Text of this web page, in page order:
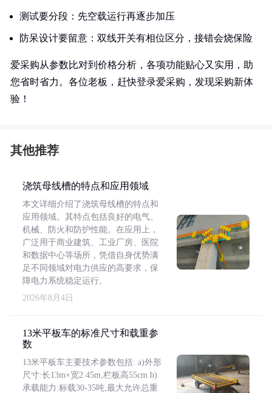
测试要分段：先空载运行再逐步加压
防呆设计要留意：双线开关有相位区分，接错会烧保险
爱采购从参数比对到价格分析，各项功能贴心又实用，助
您省时省力。各位老板，赶快登录爱采购，发现采购新体
验！
其他推荐
浇筑母线槽的特点和应用领域
本文详细介绍了浇筑母线槽的特点和
应用领域。其特点包括良好的电气、
机械、防火和防护性能。在应用上，
广泛用于商业建筑、工业厂房、医院
和数据中心等场所，凭借自身优势满
足不同领域对电力供应的高要求，保
障电力系统稳定运行。
2026年8月4日
13米平板车的标准尺寸和载重参
数
13米平板车主要技术参数包括: a)外形
尺寸:长13m×宽2.45m,栏板高55cm b)
承载能力:标载30-35吨,最大允许总重